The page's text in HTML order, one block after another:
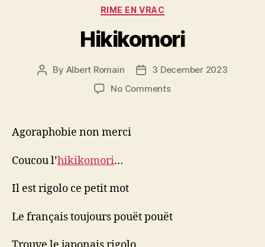
Categories
RIME EN VRAC
Hikikomori
Post
By Albert Romain
Post3 December 2023
No Commentson
Agoraphobie non merci
Coucou l’hikikomori…
Il est rigolo ce petit mot
Le français toujours pouët pouët